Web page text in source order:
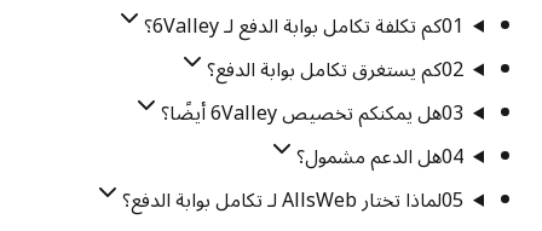
01كم تكلفة تكامل بوابة الدفع لـ 6Valley؟
02كم يستغرق تكامل بوابة الدفع؟
03هل يمكنكم تخصيص 6Valley أيضًا؟
04هل الدعم مشمول؟
05لماذا تختار AllsWeb لـ تكامل بوابة الدفع؟